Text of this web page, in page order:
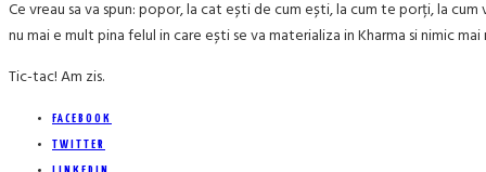
Ce vreau sa va spun: popor, la cat ești de cum ești, la cum te porți, la
nu mai e mult pina felul in care ești se va materializa in Kharma si nimic
Tic-tac! Am zis.
FACEBOOK
TWITTER